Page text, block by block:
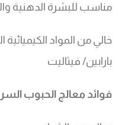
مناسب للبشرة الدهنية
خالي من المواد
بارابين/ فيثاليت
فوائد معالج الحبوب